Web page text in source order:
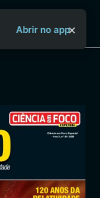
Bancah
Abrir no app×